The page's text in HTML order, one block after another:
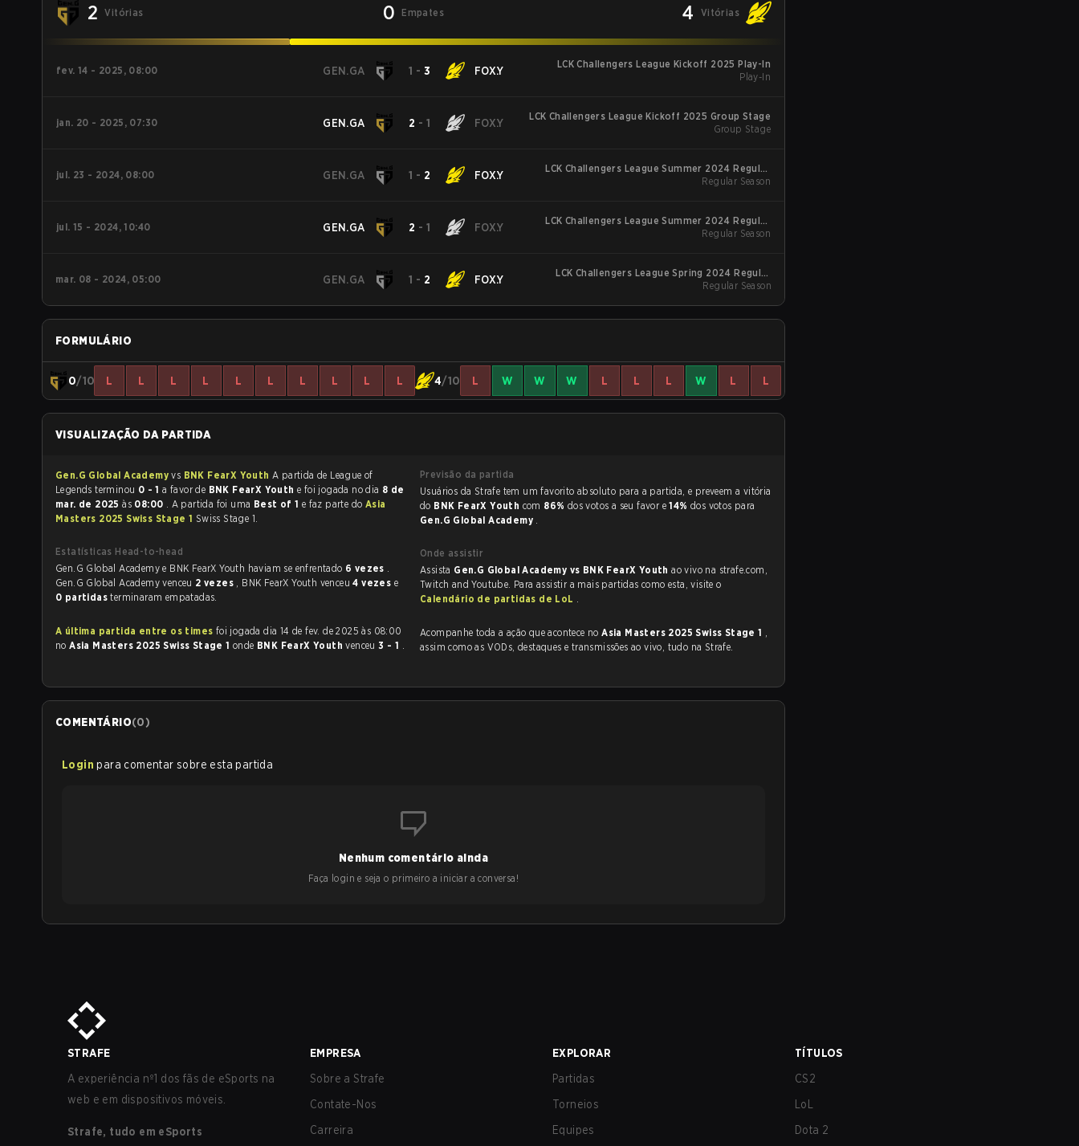
2 Vitórias 0 Empates 4 Vitórias
fev. 14 - 2025, 08:00 GEN.GA 1 - 3 FOX.Y
LCK Challengers League Kickoff 2025 Play-In
Play-In
jan. 20 - 2025, 07:30 GEN.GA 2 - 1 FOX.Y
LCK Challengers League Kickoff 2025 Group Stage
Group Stage
jul. 23 - 2024, 08:00 GEN.GA 1 - 2 FOX.Y
LCK Challengers League Summer 2024 Regular
Season
Regular Season
jul. 15 - 2024, 10:40 GEN.GA 2 - 1 FOX.Y
LCK Challengers League Summer 2024 Regular
Season
Regular Season
mar. 08 - 2024, 05:00 GEN.GA 1 - 2 FOX.Y
LCK Challengers League Spring 2024 Regular
Season
Regular Season
FORMULÁRIO
0/10 L L L L L L L L L L 4/10 L W W W L L L W L L
VISUALIZAÇÃO DA PARTIDA
Gen.G Global Academyvs BNK FearX Youth A partida de League of
Legends terminou 0 - 1 a favor de BNK FearX Youth e foi jogada no dia 8 de
mar. de 2025às 08:00 . A partida foi uma Best of 1 e faz parte do Asia
Masters 2025 Swiss Stage 1 Swiss Stage 1.
Estatísticas Head-to-head
Gen.G Global Academy e BNK FearX Youth haviam se enfrentado 6 vezes .
Gen.G Global Academy venceu 2 vezes , BNK FearX Youth venceu4 vezes e
0 partidasterminaram empatadas.
A última partida entre os times
noAsia Masters 2025 Swiss Stage 1 onde BNK FearX Youthvenceu3 - 1 .
Previsão da partida
Usuários da Strafe tem um favorito absoluto para a partida, e preveem a vitória
do BNK FearX Youth com 86% dos votos a seu favor e14% dos votos para
Gen.G Global Academy .
Onde assistir
Assista Gen.G Global Academy vs BNK FearX Youthao vivo na strafe.com,
Twitch and Youtube. Para assistir a mais partidas como esta, visite o
Calendário de partidas de LoL .
Acompanhe toda a ação que acontece noAsia Masters 2025 Swiss Stage 1 ,
assim como as VODs, destaques e transmissões ao vivo, tudo na Strafe.
COMENTÁRIO(0)
Login para comentar sobre esta partida
Nenhum comentário ainda
Faça login e seja o primeiro a iniciar a conversa!
STRAFE
A experiência nº1 dos fãs de eSports na
web e em dispositivos móveis.
Strafe, tudo em eSports
EMPRESA
Sobre a Strafe
Contate-Nos
Carreira
EXPLORAR
Partidas
Torneios
Equipes
TÍTULOS
CS2
LoL
Dota 2